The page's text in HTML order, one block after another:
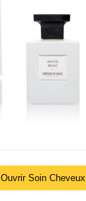
Ouvrir Soin Cheveux